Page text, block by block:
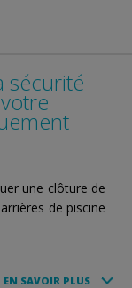
sécurité
une clôture de
de piscine
EN SAVOIR PLUS